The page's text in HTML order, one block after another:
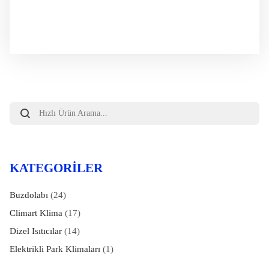
search
KATEGORILER
Buzdolabı (24)
Climart Klima (17)
Dizel Isıtıcılar(14)
Elektrikli Park Klimaları (1)